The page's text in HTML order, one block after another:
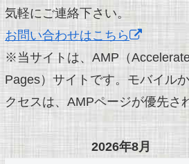
気軽にご連絡下さい。
お問い合わせはこちら
※当サイトは、AMP（
Pages）サイトです。モバイル
クセスは、AMPページが優先さ
2026年8月